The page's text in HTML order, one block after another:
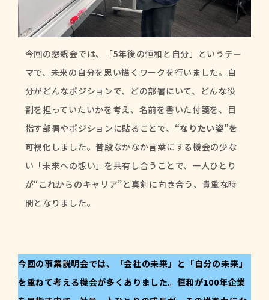
今回の懇親会では、「5年後の恒和と自分」というテー
マで、未来の自分を思い描くワークを行いました。自
分がどんなポジションで、どの部署にいて、どんな役
割を担っていたいかを考え、名前を書いた付箋を、目
指す部署やポジションに貼ることで、 “なりたい姿”を
可視化 しました。普段なかなか言葉にする機会の少な
い「未来への想い」を共有し合うことで、一人ひとり
が“これからのキャリア”と真剣に向き合う、貴重な時
間となりました。
今回の事業説明会では、「会社の未来」と「自分の未来」
を重ねて考える機会が多くありました。恒和が100年企業